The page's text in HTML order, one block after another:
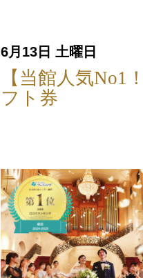
6月13日 土曜日
【当館人気
フト券